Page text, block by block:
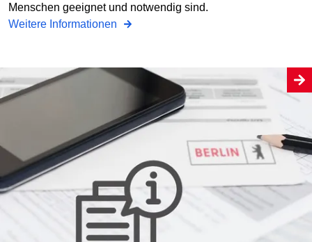
Menschen geeignet und notwendig sind.
Weitere Informationen